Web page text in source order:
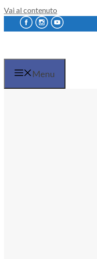
Vai al contenuto
Menu